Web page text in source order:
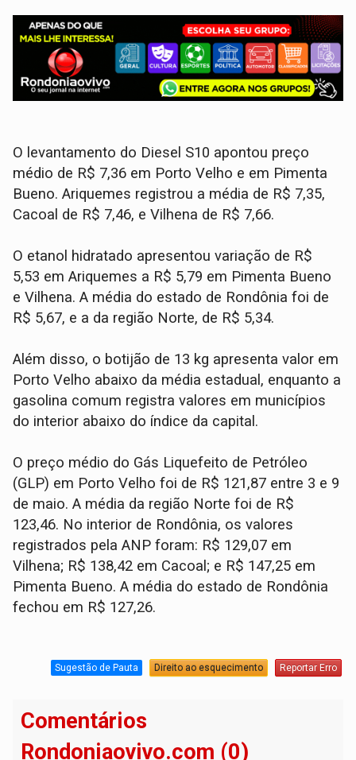
O levantamento do Diesel S10 apontou preço
médio de R$ 7,36 em Porto Velho e em Pimenta
Bueno. Ariquemes registrou a média de R$ 7,35,
Cacoal de R$ 7,46, e Vilhena de R$ 7,66.
O etanol hidratado apresentou variação de R$
5,53 em Ariquemes a R$ 5,79 em Pimenta Bueno
e Vilhena. A média do estado de Rondônia foi de
R$ 5,67, e a da região Norte, de R$ 5,34.
Além disso, o botijão de 13 kg apresenta valor em
Porto Velho abaixo da média estadual, enquanto a
gasolina comum registra valores em municípios
do interior abaixo do índice da capital.
O preço médio do Gás Liquefeito de Petróleo
(GLP) em Porto Velho foi de R$ 121,87 entre 3 e 9
de maio. A média da região Norte foi de R$
123,46. No interior de Rondônia, os valores
registrados pela ANP foram: R$ 129,07 em
Vilhena; R$ 138,42 em Cacoal; e R$ 147,25 em
Pimenta Bueno. A média do estado de Rondônia
fechou em R$ 127,26.
Sugestão de Pauta Direito ao esquecimento Reportar Erro
Comentários
Rondoniaovivo.com (0)